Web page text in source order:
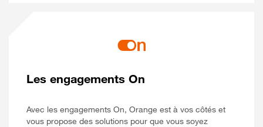
Les engagements On
Avec les engagements On, Orange est à vos côtés et
vous propose des solutions pour que vous soyez